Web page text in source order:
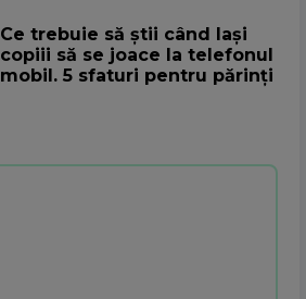
Ce trebuie să știi când lași
copiii să se joace la telefonul
mobil. 5 sfaturi pentru părinți